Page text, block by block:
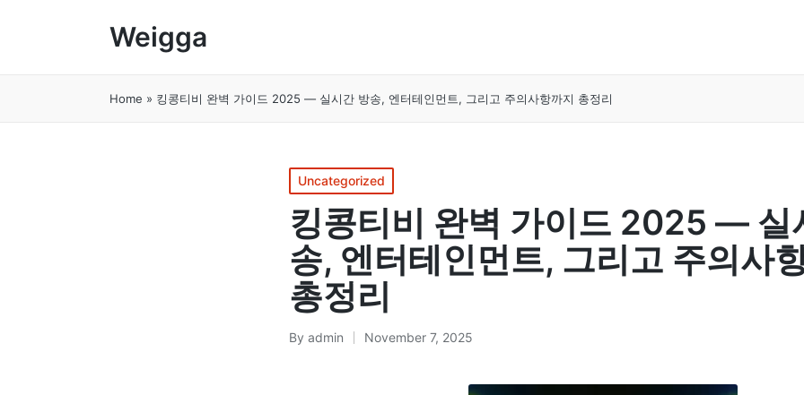
Weigga
Home » 킹콩티비 완벽 가이드 2025 — 실시간 방송, 엔터테인먼트, 그리고 주의사항까지 총정리
Posted
in
Uncategorized
킹콩티비 완벽 가이드 2025 — 실
송, 엔터테인먼트, 그리고 주의사
총정리
Posted
By admin November 7, 2025